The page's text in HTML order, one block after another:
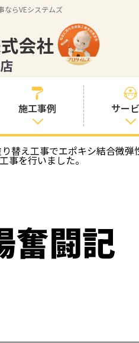
ならVEシステムズ
施工事例
すべての事例
色の事例
サー
塗装プラ
お客様と
を大切に
替え工事でエポキシ結合微
事を行いました。
奮闘記